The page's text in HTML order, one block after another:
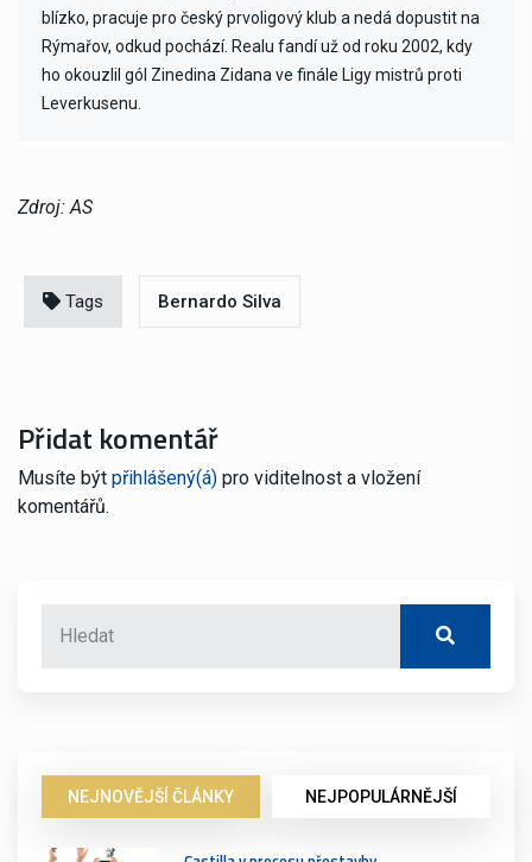
blízko, pracuje pro český prvoligový klub a nedá dopustit na
Rýmařov, odkud pochází. Realu fandí už od roku 2002, kdy
ho okouzlil gól Zinedina Zidana ve finále Ligy mistrů proti
Leverkusenu.
Zdroj: AS
Tags Bernardo Silva
Přidat komentář
Musíte být přihlášený(á) pro viditelnost a vložení
komentářů.
NEJNOVĚJŠÍ ČLÁNKY NEJPOPULÁRNĚJŠÍ